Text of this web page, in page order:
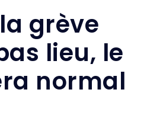
grève
lieu, le
normal